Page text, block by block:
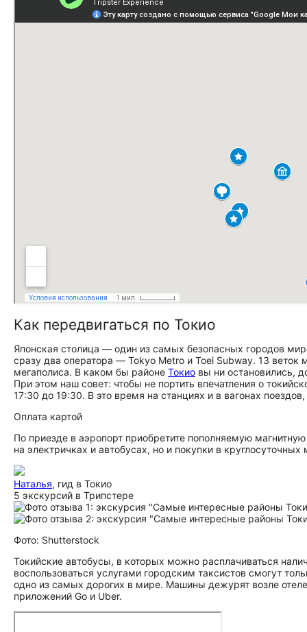
Как передвигаться по Токио
Японская столица — один из самых безопасных городов
сразу два оператора — Tokyo Metro и Toei Subway. 13
мегаполиса. В каком бы районе Токио вы ни остановились,
При этом наш совет: чтобы не портить впечатления о
17:30 до 19:30. В это время на станциях и в вагонах
Оплата картой
По приезде в аэропорт приобретите пополняемую
на электричках и автобусах, но и покупки в
Наталья, гид в Токио
5 экскурсий в Трипстере
Фото: Shutterstock
Токийские автобусы, в которых можно расплачиваться
воспользоваться услугами городским таксистов смогут
одно из самых дорогих в мире. Машины дежурят возле
приложений Go и Uber.